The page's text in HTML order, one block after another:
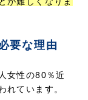
要な理由
女性の80％近
れています。